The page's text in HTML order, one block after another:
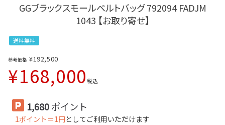
GGブラックスモールベルトバッグ 792094 FADJM
1043 【お取り寄せ】
送料無料
参考価格 ¥192,500
¥168,000 税込
1,680ポイント
1ポイント＝1円としてご利用いただけます